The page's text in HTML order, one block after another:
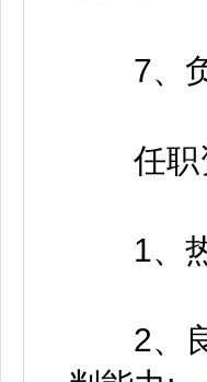
7、负
任职
1、热
2、良